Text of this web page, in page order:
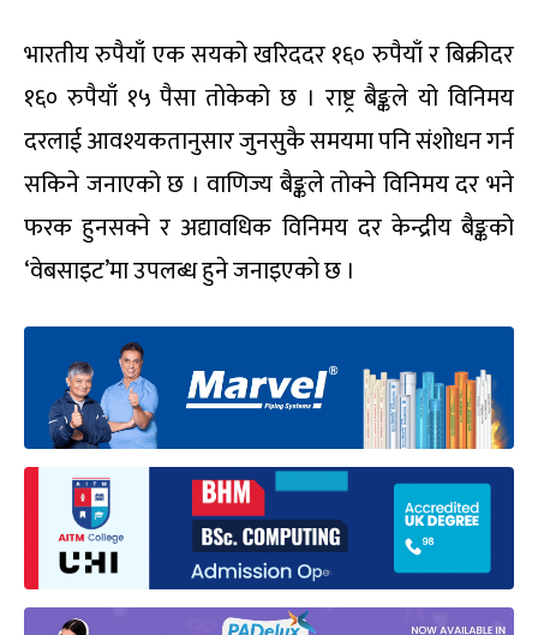
भारतीय रुपैयाँ एक सयको खरिददर १६० रुपैयाँ र बिक्रीदर
१६० रुपैयाँ १५ पैसा तोकेको छ । राष्ट्र बैङ्कले यो विनिमय
दरलाई आवश्यकतानुसार जुनसुकै समयमा पनि संशोधन गर्न
सकिने जनाएको छ । वाणिज्य बैङ्कले तोक्ने विनिमय दर भने
फरक हुनसक्ने र अद्यावधिक विनिमय दर केन्द्रीय बैङ्कको
‘वेबसाइट’मा उपलब्ध हुने जनाइएको छ ।